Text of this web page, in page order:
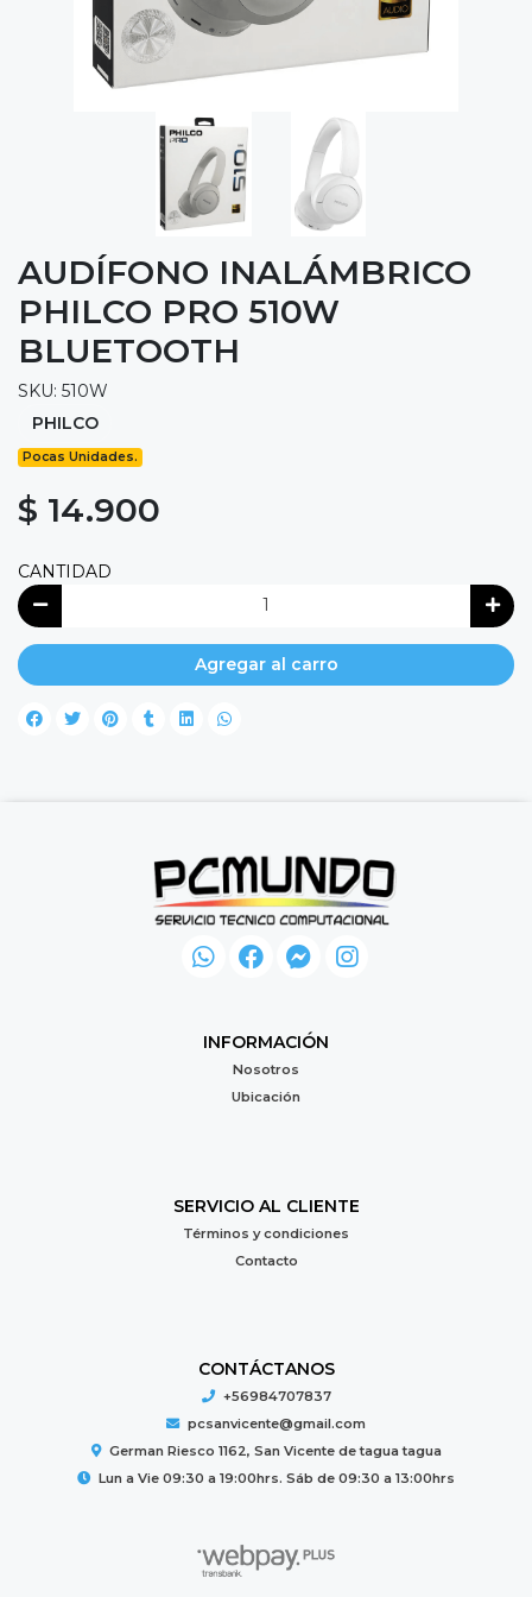
AUDÍFONO INALÁMBRICO
PHILCO PRO 510W
BLUETOOTH
SKU: 510W
PHILCO
Pocas Unidades.
$ 14.900
CANTIDAD
Agregar al carro
INFORMACIÓN
Nosotros
Ubicación
SERVICIO AL CLIENTE
Términos y condiciones
Contacto
CONTÁCTANOS
+56984707837
pcsanvicente@gmail.com
German Riesco 1162, San Vicente de tagua tagua
Lun a Vie 09:30 a 19:00hrs. Sáb de 09:30 a 13:00hrs